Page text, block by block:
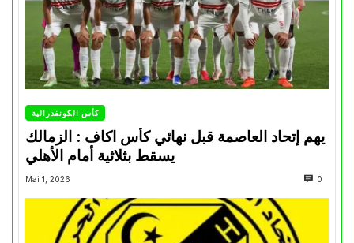
كأس الكونفدرالية
يهم إتحاد العاصمة قبل نهائي كأس اكاف : الزمالك
Mai 1, 2026 0